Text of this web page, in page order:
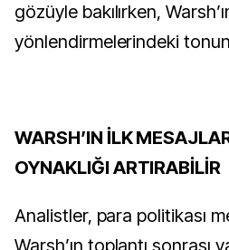
gözüyle bakılırken,
yönlendirmelerindeki
WARSH’IN İLK
OYNAKLIĞI ARTIRABİLİR
Analistler, para politikası
Warsh’ın toplantı sonrası